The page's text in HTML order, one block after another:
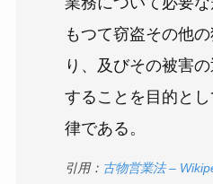
もつて窃盗その他
り、及びその被害
することを目的と
律である。
引用： 古物営業法 –